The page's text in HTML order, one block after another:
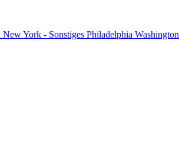
New York - Sonstiges Philadelphia Washington